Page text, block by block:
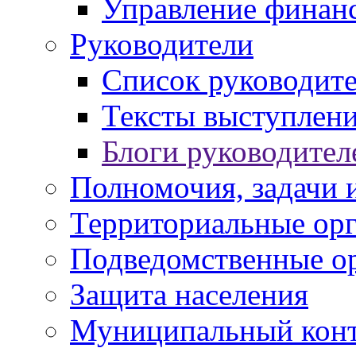
Управление
Руководители
Список
Тексты
Блоги
Полномочия, задачи
Территориальные
Подведомственные
Защита населения
Муниципальный